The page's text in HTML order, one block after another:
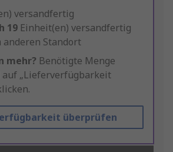
versandfertig
19 Einheit(en) versandfertig
anderen Standort
mehr? Benötigte Menge
auf „Lieferverfügbarkeit
überprüfen